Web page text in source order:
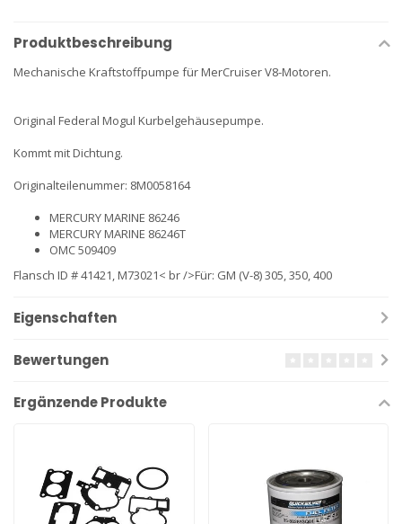
Produktbeschreibung
Mechanische Kraftstoffpumpe für MerCruiser V8-Motoren.
Original Federal Mogul Kurbelgehäusepumpe.
Kommt mit Dichtung.
Originalteilenummer: 8M0058164
MERCURY MARINE 86246
MERCURY MARINE 86246T
OMC 509409
Flansch ID # 41421, M73021< br />Für: GM (V-8) 305, 350, 400
Eigenschaften
Bewertungen
Ergänzende Produkte